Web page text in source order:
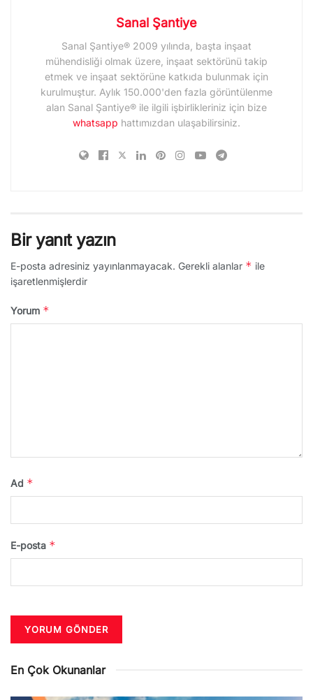
Sanal Şantiye
Sanal Şantiye® 2009 yılında, başta inşaat
mühendisliği olmak üzere, inşaat sektörünü takip
etmek ve inşaat sektörüne katkıda bulunmak için
kurulmuştur. Aylık 150.000'den fazla görüntülenme
alan Sanal Şantiye® ile ilgili işbirlikleriniz için bize
whatsapp hattımızdan ulaşabilirsiniz.
Bir yanıt yazın
E-posta adresiniz yayınlanmayacak. Gerekli alanlar * ile
işaretlenmişlerdir
Yorum *
Ad *
E-posta *
En Çok Okunanlar